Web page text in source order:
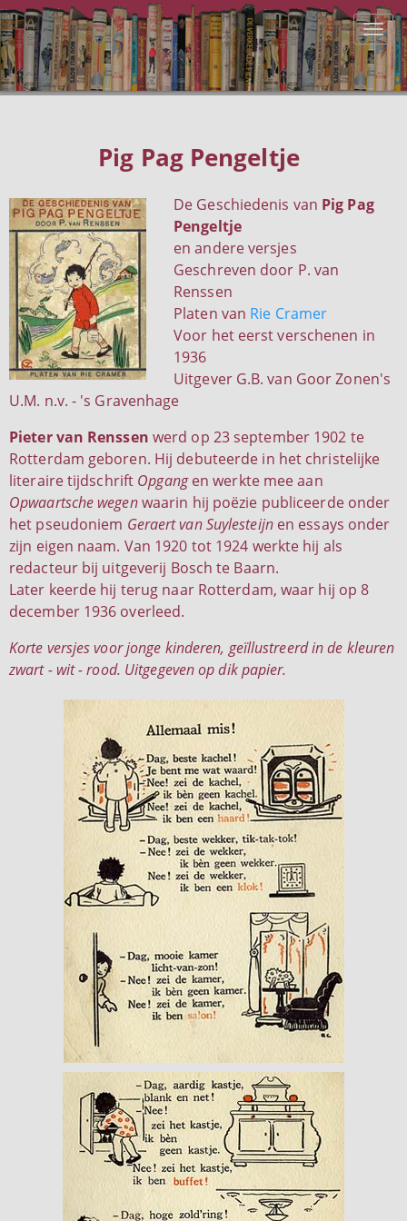
Pig Pag Pengeltje
De Geschiedenis van Pig Pag
Pengeltje
en andere versjes
Geschreven door P. van
Renssen
Platen van Rie Cramer
Voor het eerst verschenen in
1936
Uitgever G.B. van Goor Zonen's
U.M. n.v. - 's Gravenhage
Pieter van Renssen werd op 23 september 1902 te
Rotterdam geboren. Hij debuteerde in het christelijke
literaire tijdschrift Opgangen werkte mee aan
Opwaartsche wegenwaarin hij poëzie publiceerde onder
het pseudoniem Geraert van Suylesteijnen essays onder
zijn eigen naam. Van 1920 tot 1924 werkte hij als
redacteur bij uitgeverij Bosch te Baarn.
Later keerde hij terug naar Rotterdam, waar hij op 8
december 1936 overleed.
Korte versjes voor jonge kinderen, geïllustreerd in de kleuren
zwart - wit - rood. Uitgegeven op dik papier.